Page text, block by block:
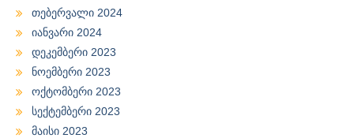
თებერვალი 2024
იანვარი 2024
დეკემბერი 2023
ნოემბერი 2023
ოქტომბერი 2023
სექტემბერი 2023
მაისი 2023